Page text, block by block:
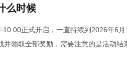
么时候
10:00正式开启，一直持续到2026年6
领取全部奖励，需要注意的是活动结